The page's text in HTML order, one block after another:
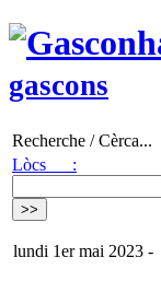
gascons
Recherche / Cèrca...
Lòcs :
lundi 1er mai 2023 -